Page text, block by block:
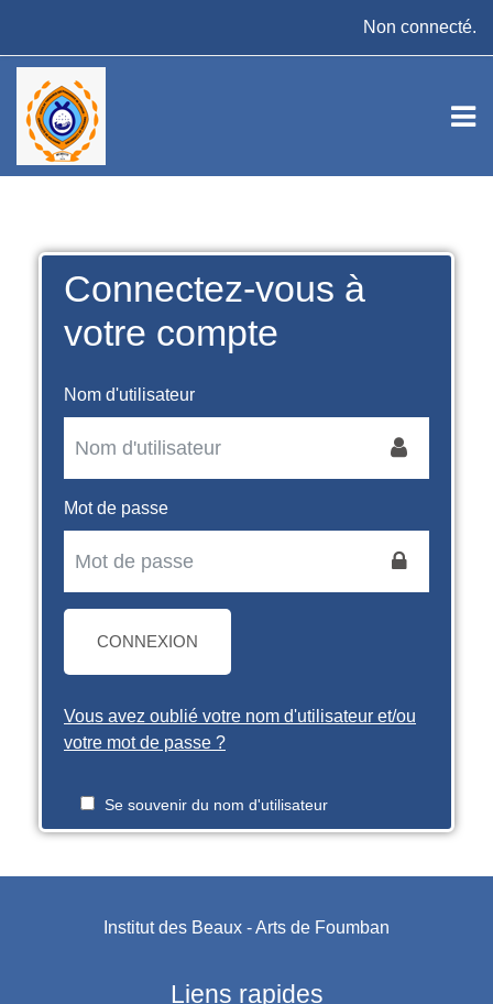
Non connecté.
Connectez-vous à
votre compte
Nom d'utilisateur
Mot de passe
CONNEXION
Vous avez oublié votre nom d'utilisateur et/ou
votre mot de passe ?
Se souvenir du nom d'utilisateur
Institut des Beaux - Arts de Foumban
Liens rapides